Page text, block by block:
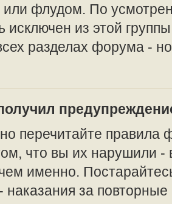
флудом. По
исключен из этой
разделах форума -
перечитайте
что вы их нарушили -
именно.
наказания за